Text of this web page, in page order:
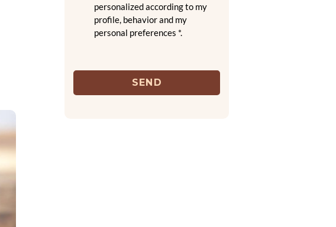
personalized according to my
profile, behavior and my
personal preferences *.
SEND